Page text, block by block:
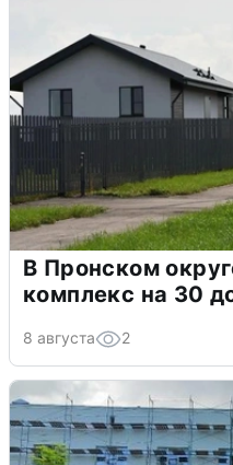
В Пронском
комплекс на 30
8 августа 2